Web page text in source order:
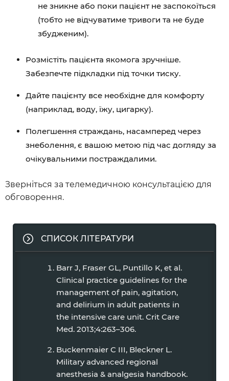
не зникне або поки пацієнт не заспокоїться
(тобто не відчуватиме тривоги та не буде
збудженим).
Розмістіть пацієнта якомога зручніше.
Забезпечте підкладки під точки тиску.
Дайте пацієнту все необхідне для комфорту
(наприклад, воду, їжу, цигарку).
Полегшення страждань, насамперед через
знеболення, є вашою метою під час догляду за
очікувальними постраждалими.
Зверніться за телемедичною консультацією для
обговорення.
СПИСОК ЛІТЕРАТУРИ
Barr J, Fraser GL, Puntillo K, et al.
Clinical practice guidelines for the
management of pain, agitation,
and delirium in adult patients in
the intensive care unit. Crit Care
Med. 2013;4:263–306.
Buckenmaier C III, Bleckner L.
Military advanced regional
anesthesia & analgesia handbook.